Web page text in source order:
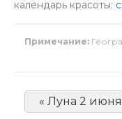
календарь красоты:
Примечание:
« Луна 2